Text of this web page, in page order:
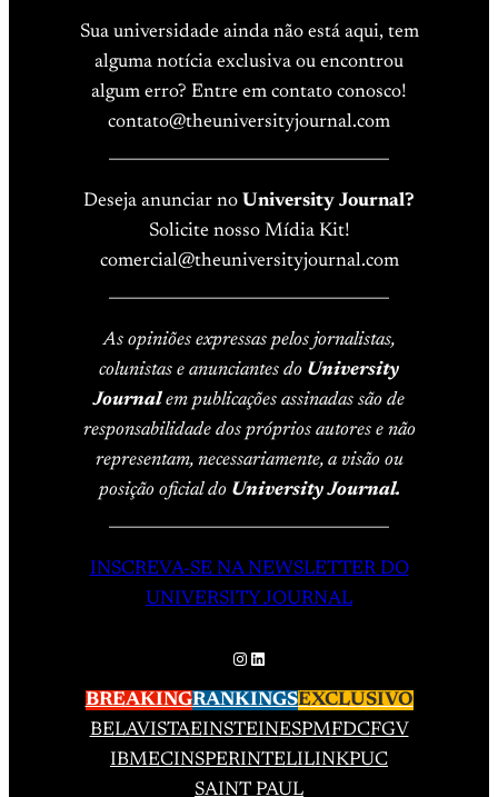
Sua universidade ainda não está aqui, tem
alguma notícia exclusiva ou encontrou
algum erro? Entre em contato conosco!
contato@theuniversityjournal.com
Deseja anunciar no University Journal?
Solicite nosso Mídia Kit!
comercial@theuniversityjournal.com
As opiniões expressas pelos jornalistas,
colunistas e anunciantes do University
Journalem publicações assinadas são de
responsabilidade dos próprios autores e não
representam, necessariamente, a visão ou
posição oficial do University Journal.
INSCREVA-SE NA NEWSLETTER DO
UNIVERSITY JOURNAL
Instagram
LinkedIn
BREAKINGRANKINGSEXCLUSIVO
BELAVISTAEINSTEINESPMFDCFGV
IBMECINSPERINTELILINKPUC
SAINT PAUL